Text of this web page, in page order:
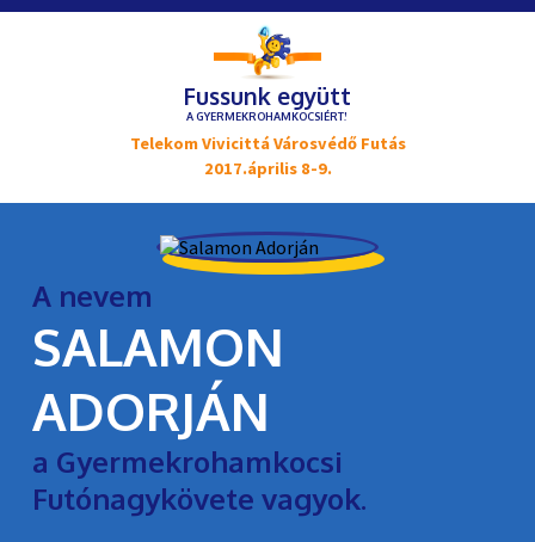
Fussunk együtt
A GYERMEKROHAMKOCSIÉRT!
Telekom Vivicittá Városvédő Futás
2017.április 8-9.
A nevem
SALAMON
ADORJÁN
a Gyermekrohamkocsi
Futónagykövete vagyok.